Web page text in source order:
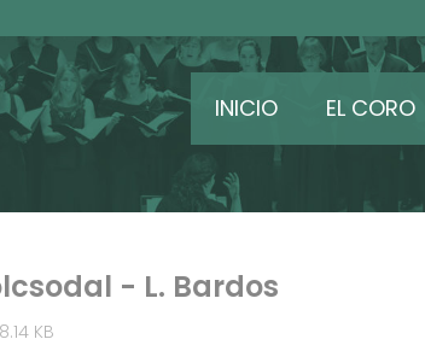
INICIO EL CORO
- L. Bardos
KB